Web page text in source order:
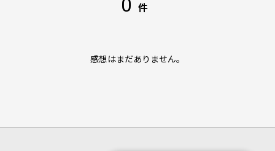
0 件
感想はまだありません。